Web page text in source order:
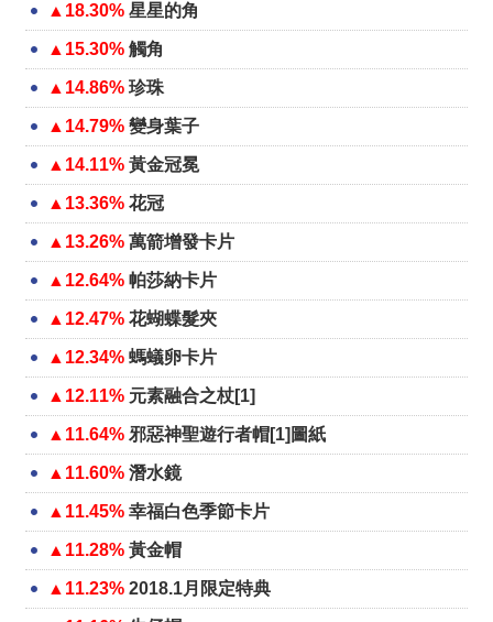
▲18.30% 星星的角
▲15.30% 觸角
▲14.86% 珍珠
▲14.79% 變身葉子
▲14.11% 黃金冠冕
▲13.36% 花冠
▲13.26% 萬箭增發卡片
▲12.64% 帕莎納卡片
▲12.47% 花蝴蝶髮夾
▲12.34% 螞蟻卵卡片
▲12.11% 元素融合之杖[1]
▲11.64% 邪惡神聖遊行者帽[1]圖紙
▲11.60% 潛水鏡
▲11.45% 幸福白色季節卡片
▲11.28% 黃金帽
▲11.23% 2018.1月限定特典